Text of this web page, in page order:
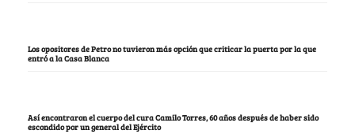
Los opositores de Petro no tuvieron más opción que criticar la puerta por la que
entró a la Casa Blanca
Así encontraron el cuerpo del cura Camilo Torres, 60 años después de haber sido
escondido por un general del Ejército